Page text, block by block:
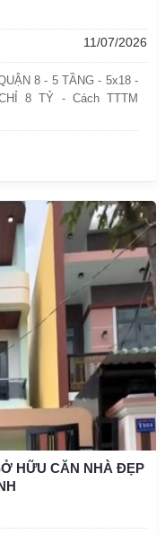
11/07/2026
8 - 5 TẦNG - 5x18 -
8 TỶ - Cách TTTM
HỮU CĂN NHÀ ĐẸP